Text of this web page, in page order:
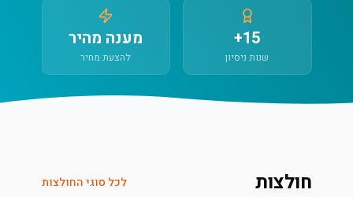
15+
שנות ניסיון
מענה מהיר
להצעת מחיר
חולצות לכל סוגי החולצות